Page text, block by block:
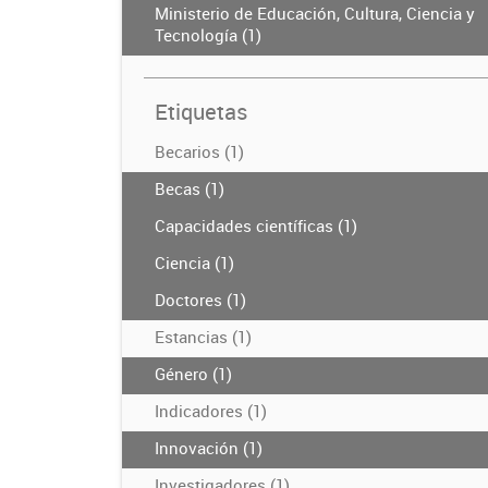
Ministerio de Educación, Cultura, Ciencia y
Tecnología (1)
Etiquetas
Becarios (1)
Becas (1)
Capacidades científicas (1)
Ciencia (1)
Doctores (1)
Estancias (1)
Género (1)
Indicadores (1)
Innovación (1)